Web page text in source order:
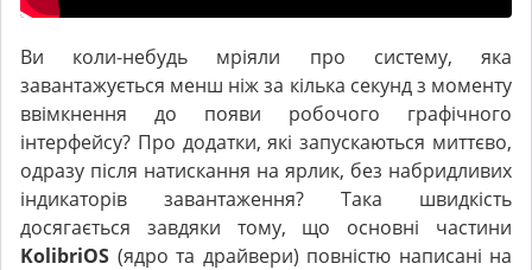
Ви коли-небудь мріяли про систему, яка
завантажується менш ніж за кілька секунд з моменту
ввімкнення до появи робочого графічного
інтерфейсу? Про додатки, які запускаються миттєво,
одразу після натискання на ярлик, без набридливих
індикаторів завантаження? Така швидкість
досягається завдяки тому, що основні частини
KolibriOS (ядро та драйвери) повністю написані на